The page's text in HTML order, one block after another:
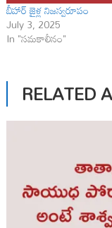
బీహార్ జైళ్ల నిజస్వరూపం
July 3, 2025
In "సమకాలీనం"
RELATED